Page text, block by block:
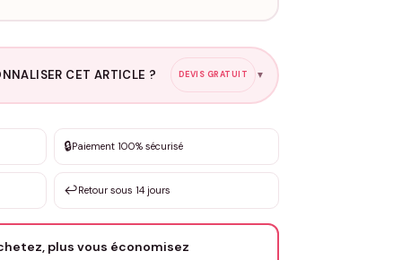
CET ARTICLE ? DEVIS GRATUIT ▼
de 3 à 10€ selon la demande
🔒Paiement 100% sécurisé
↩️Retour sous 14 jours
plus vous économisez